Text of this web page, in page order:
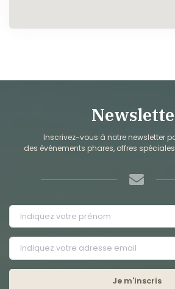
Inscrivez-vous à notre newsletter
des événements phares, offres
Je m'inscris